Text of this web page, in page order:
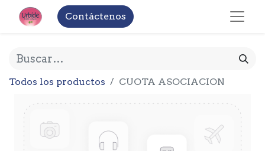
Contáctenos
Todos los productos CUOTA ASOCIACION